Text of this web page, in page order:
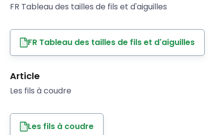
FR Tableau des tailles de fils et d'aiguilles
FR Tableau des tailles de fils et d'aiguilles
Article
Les fils à coudre
Les fils à coudre